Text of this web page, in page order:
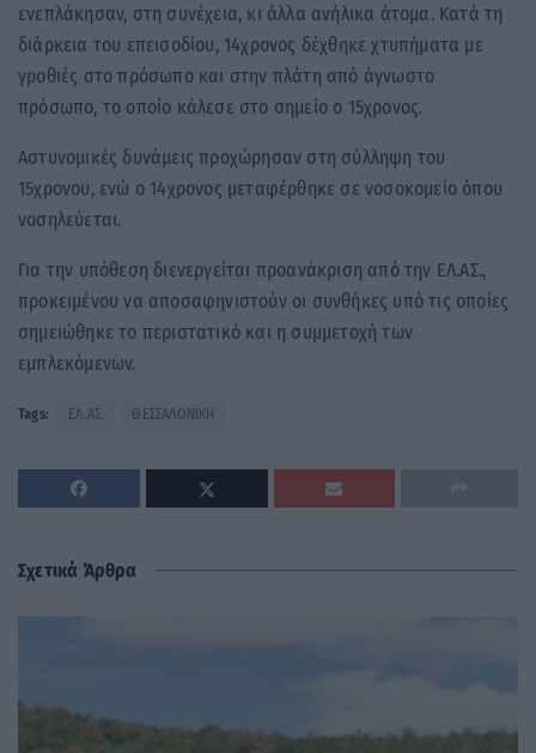
ενεπλάκησαν, στη συνέχεια, κι άλλα ανήλικα άτομα. Κατά τη
διάρκεια του επεισοδίου, 14χρονος δέχθηκε χτυπήματα με
γροθιές στο πρόσωπο και στην πλάτη από άγνωστο
πρόσωπο, το οποίο κάλεσε στο σημείο ο 15χρονος.
Αστυνομικές δυνάμεις προχώρησαν στη σύλληψη του
15χρονου, ενώ ο 14χρονος μεταφέρθηκε σε νοσοκομείο όπου
νοσηλεύεται.
Για την υπόθεση διενεργείται προανάκριση από την ΕΛ.ΑΣ.,
προκειμένου να αποσαφηνιστούν οι συνθήκες υπό τις οποίες
σημειώθηκε το περιστατικό και η συμμετοχή των
εμπλεκόμενων.
Tags: ΕΛ.ΑΣ. ΘΕΣΣΑΛΟΝΙΚΗ
Σχετικά Άρθρα